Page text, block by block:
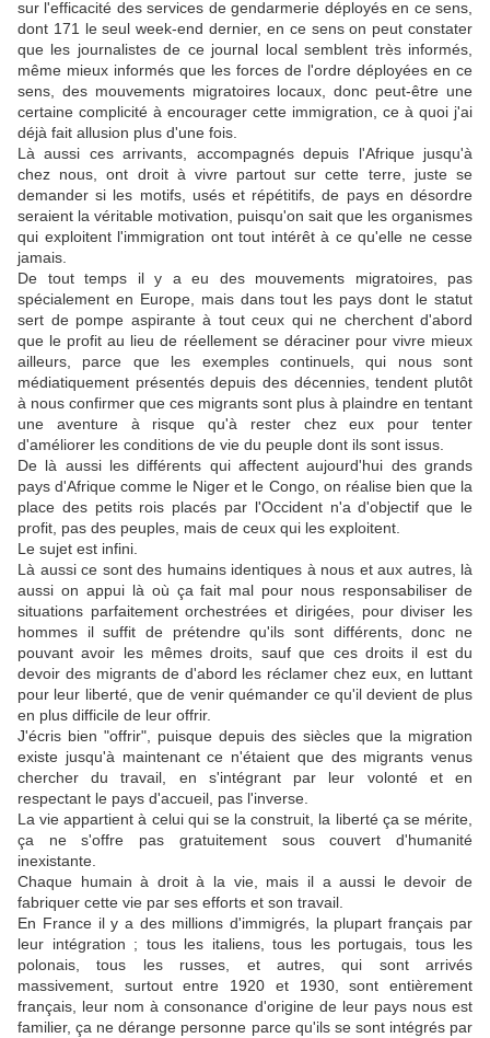
sur l'efficacité des services de gendarmerie déployés en ce sens,
dont 171 le seul week-end dernier, en ce sens on peut constater
que les journalistes de ce journal local semblent très informés,
même mieux informés que les forces de l'ordre déployées en ce
sens, des mouvements migratoires locaux, donc peut-être une
certaine complicité à encourager cette immigration, ce à quoi j'ai
déjà fait allusion plus d'une fois.
Là aussi ces arrivants, accompagnés depuis l'Afrique jusqu'à
chez nous, ont droit à vivre partout sur cette terre, juste se
demander si les motifs, usés et répétitifs, de pays en désordre
seraient la véritable motivation, puisqu'on sait que les organismes
qui exploitent l'immigration ont tout intérêt à ce qu'elle ne cesse
jamais.
De tout temps il y a eu des mouvements migratoires, pas
spécialement en Europe, mais dans tout les pays dont le statut
sert de pompe aspirante à tout ceux qui ne cherchent d'abord
que le profit au lieu de réellement se déraciner pour vivre mieux
ailleurs, parce que les exemples continuels, qui nous sont
médiatiquement présentés depuis des décennies, tendent plutôt
à nous confirmer que ces migrants sont plus à plaindre en tentant
une aventure à risque qu'à rester chez eux pour tenter
d'améliorer les conditions de vie du peuple dont ils sont issus.
De là aussi les différents qui affectent aujourd'hui des grands
pays d'Afrique comme le Niger et le Congo, on réalise bien que la
place des petits rois placés par l'Occident n'a d'objectif que le
profit, pas des peuples, mais de ceux qui les exploitent.
Le sujet est infini.
Là aussi ce sont des humains identiques à nous et aux autres, là
aussi on appui là où ça fait mal pour nous responsabiliser de
situations parfaitement orchestrées et dirigées, pour diviser les
hommes il suffit de prétendre qu'ils sont différents, donc ne
pouvant avoir les mêmes droits, sauf que ces droits il est du
devoir des migrants de d'abord les réclamer chez eux, en luttant
pour leur liberté, que de venir quémander ce qu'il devient de plus
en plus difficile de leur offrir.
J'écris bien "offrir", puisque depuis des siècles que la migration
existe jusqu'à maintenant ce n'étaient que des migrants venus
chercher du travail, en s'intégrant par leur volonté et en
respectant le pays d'accueil, pas l'inverse.
La vie appartient à celui qui se la construit, la liberté ça se mérite,
ça ne s'offre pas gratuitement sous couvert d'humanité
inexistante.
Chaque humain à droit à la vie, mais il a aussi le devoir de
fabriquer cette vie par ses efforts et son travail.
En France il y a des millions d'immigrés, la plupart français par
leur intégration ; tous les italiens, tous les portugais, tous les
polonais, tous les russes, et autres, qui sont arrivés
massivement, surtout entre 1920 et 1930, sont entièrement
français, leur nom à consonance d'origine de leur pays nous est
familier, ça ne dérange personne parce qu'ils se sont intégrés par